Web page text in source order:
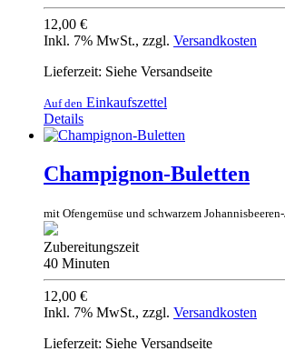
12,00 €
Inkl. 7% MwSt., zzgl. Versandkosten
Lieferzeit: Siehe Versandseite
Auf den Einkaufszettel
Details
Champignon-Buletten
mit Ofengemüse und schwarzem
Zubereitungszeit
40 Minuten
12,00 €
Inkl. 7% MwSt., zzgl. Versandkosten
Lieferzeit: Siehe Versandseite